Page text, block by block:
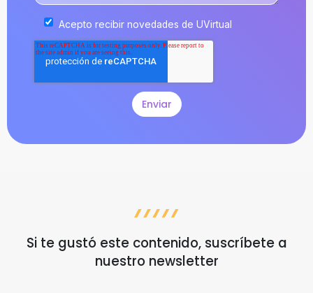
Acepto recibir novedades de UVirtual
Si te gustó este contenido, suscríbete a
nuestro newsletter